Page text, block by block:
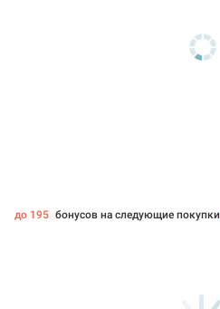
до 195 бонусов на следующие покупки